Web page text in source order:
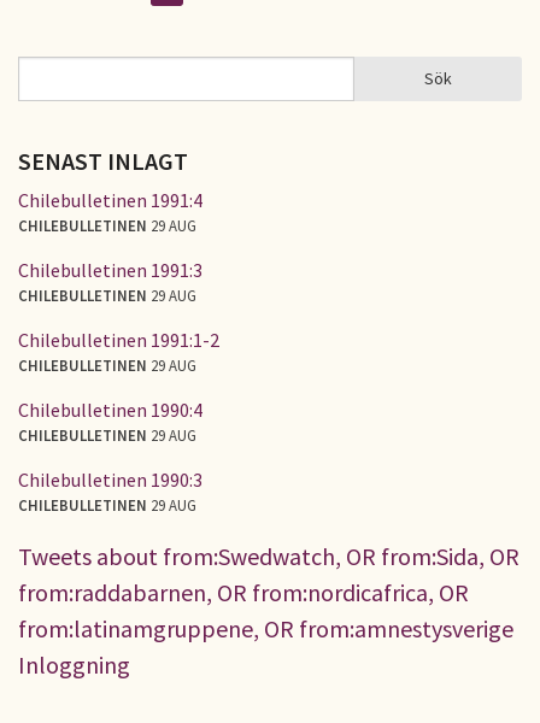
Sidor
SÖKFORMULÄR Sök
SENAST INLAGT
Chilebulletinen 1991:4
CHILEBULLETINEN 29 AUG
Chilebulletinen 1991:3
CHILEBULLETINEN 29 AUG
Chilebulletinen 1991:1-2
CHILEBULLETINEN 29 AUG
Chilebulletinen 1990:4
CHILEBULLETINEN 29 AUG
Chilebulletinen 1990:3
CHILEBULLETINEN 29 AUG
Tweets about from:Swedwatch, OR from:Sida, OR
from:raddabarnen, OR from:nordicafrica, OR
from:latinamgruppene, OR from:amnestysverige
Inloggning